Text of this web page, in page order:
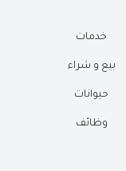
خدمات
بيع و شراء
حيوانات
وظائف